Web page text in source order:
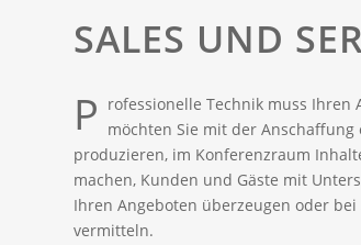
SALES UND
P rofessionelle Technik muss
möchten Sie mit der
produzieren, im Konferenzraum
machen, Kunden und Gäste mit
Ihren Angeboten überzeugen oder
vermitteln.